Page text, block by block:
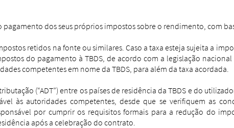
pagamento dos seus próprios impostos sobre o rendimento, com
retidos na fonte ou similares. Caso a taxa esteja sujeita a
do pagamento à TBDS, de acordo com a legislação
competentes em nome da TBDS, para além da taxa acordada.
(“ADT”) entre os países de residência da TBDS e do
às autoridades competentes, desde que se verifiquem as
por cumprir os requisitos formais para a redução do
após a celebração do contrato.